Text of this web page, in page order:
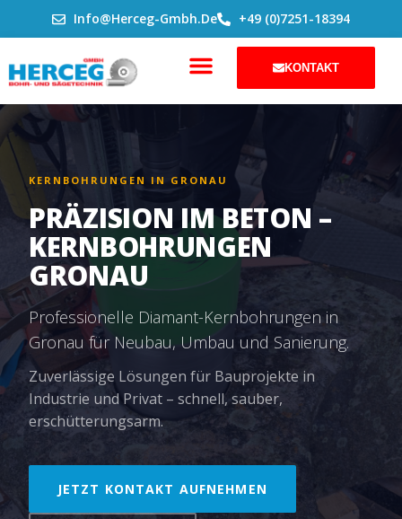
Info@herceg-Gmbh.de +49 (0)7251-18394
KONTAKT
KERNBOHRUNGEN IN GRONAU
PRÄZISION IM BETON –
KERNBOHRUNGEN
GRONAU
Professionelle Diamant-Kernbohrungen in
Gronau für Neubau, Umbau und Sanierung.
Zuverlässige Lösungen für Bauprojekte in
Industrie und Privat – schnell, sauber,
erschütterungsarm.
JETZT KONTAKT AUFNEHMEN